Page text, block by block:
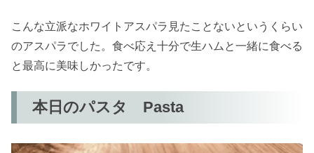
こんな立派なホワイトアスパラ見たことないというくらい
のアスパラでした。食べ応え十分で生ハムと一緒に食べる
と最高に美味しかったです。
本日のパスタ Pasta